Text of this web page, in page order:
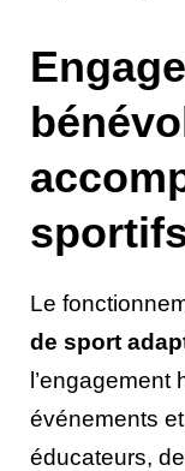
Le
de sport
l’engagement
événements
éducateurs,